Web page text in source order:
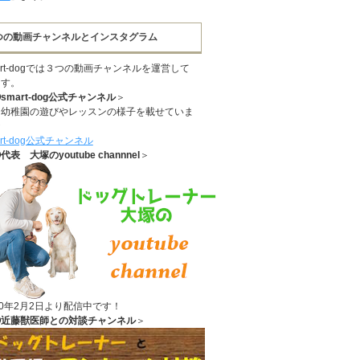
の動画チャンネルとインスタグラム
dogでは３つの動画チャンネルを運営して
。
dog公式チャンネル＞
稚園の遊びやレッスンの様子を載せていま
dog公式チャンネル
表 大塚のyoutube channnel ＞
年2月2日より配信中です！
藤獣医師との対談チャンネル＞